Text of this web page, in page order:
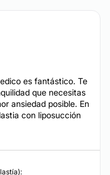
es fantástico. Te
que necesitas
ansiedad posible. En
con liposucción